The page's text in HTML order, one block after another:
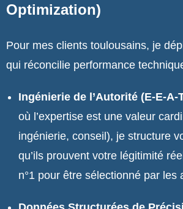
Optimization)
Pour mes clients toulousains, je
qui réconcilie performance
Ingénierie de l’Autorité (E-E-A-
où l’expertise est une valeur
ingénierie, conseil), je structure
qu’ils prouvent votre légitimité
n°1 pour être sélectionné par les